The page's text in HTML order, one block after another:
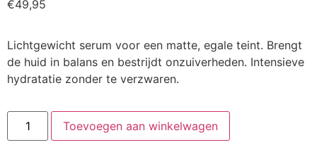
€49,95
Lichtgewicht serum voor een matte, egale teint. Brengt
de huid in balans en bestrijdt onzuiverheden. Intensieve
hydratatie zonder te verzwaren.
Toevoegen aan winkelwagen